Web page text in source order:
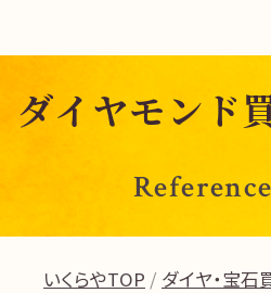
ダイヤモンド
いくらやTOP ダイヤ・宝石